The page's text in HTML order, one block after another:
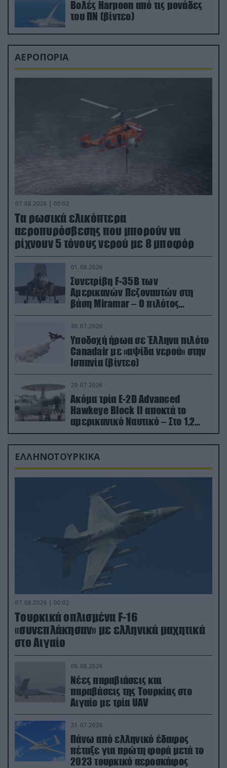
Βολές Harpoon από τις μονάδες
του ΠΝ (βίντεο)
ΑΕΡΟΠΟΡΙΑ
07.08.2026 | 00:02
Τα ρωσικά ελικόπτερα
αεροπυρόσβεσης που μπορούν να
ρίχνουν 5 τόνους νερού με 8 μποφόρ
01.08.2026
Συνετρίβη F-35B των
Αμερικανών Πεζοναυτών στη
βάση Miramar – Ο πιλότος
εκτινάχθηκε εγκαίρως
30.07.2026
Υποδοχή ήρωα σε Έλληνα πιλότο
Canadair με «αψίδα νερού» στην
Ισπανία (βίντεο)
29.07.2026
Ακόμα τρία E-2D Advanced
Hawkeye Block II αποκτά το
αμερικανικό Ναυτικό – Στο 1,2
δισ.δολάρια το κόστος
ΕΛΛΗΝΟΤΟΥΡΚΙΚΑ
07.08.2026 | 00:02
Τουρκικά οπλισμένα F-16
«συνεπλάκησαν» με ελληνικά μαχητικά
στο Αιγαίο
06.08.2026
Νέες παραβιάσεις και
παραβάσεις της Τουρκίας στο
Αιγαίο με τρία UAV
31.07.2026
Πάνω από ελληνικό έδαφος
πέταξε για πρώτη φορά μετά το
2023 τουρκικό αεροσκάφος